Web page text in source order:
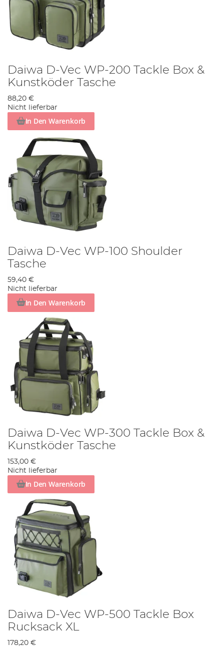
Daiwa D-Vec WP-200 Tackle Box &
Kunstköder Tasche
88,20 €
Nicht lieferbar
In Den Warenkorb
Daiwa D-Vec WP-100 Shoulder
Tasche
59,40 €
Nicht lieferbar
In Den Warenkorb
Daiwa D-Vec WP-300 Tackle Box &
Kunstköder Tasche
153,00 €
Nicht lieferbar
In Den Warenkorb
Daiwa D-Vec WP-500 Tackle Box
Rucksack XL
178,20 €